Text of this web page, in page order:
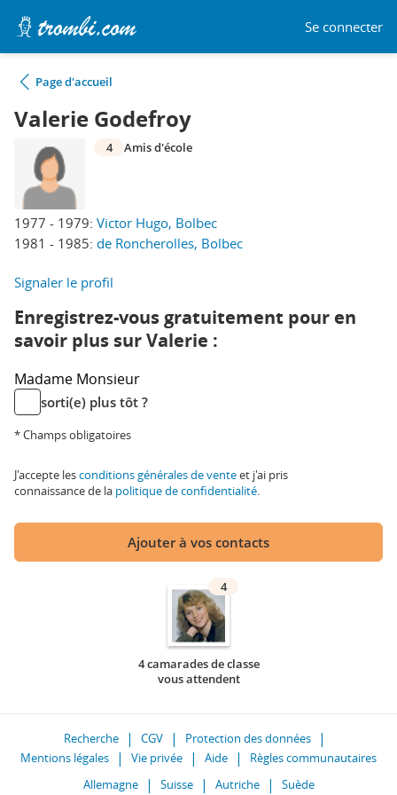
Se connecter
Page d'accueil
Valerie Godefroy
1977 - 1979: Victor Hugo, Bolbec
1981 - 1985: de Roncherolles, Bolbec
4 Amis d'école
Signaler le profil
Enregistrez-vous gratuitement pour en
savoir plus sur Valerie :
Madame Monsieur
sorti(e) plus tôt ?
* Champs obligatoires
J'accepte lesconditions générales de venteet j'ai pris
connaissance de la politique de confidentialité.
Ajouter à vos contacts
4
4 camarades de classe
vous attendent
Recherche CGV
Protection des données
Mentions légales
Vie privée Aide
Règles communautaires
Allemagne
Suisse Autriche Suède